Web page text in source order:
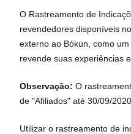
O Rastreamento de
revendedores disponíveis
externo ao Bókun, como
revende suas experiências
Observação: O
de "Afiliados" até 30/09/2020.
Utilizar o rastreamento de